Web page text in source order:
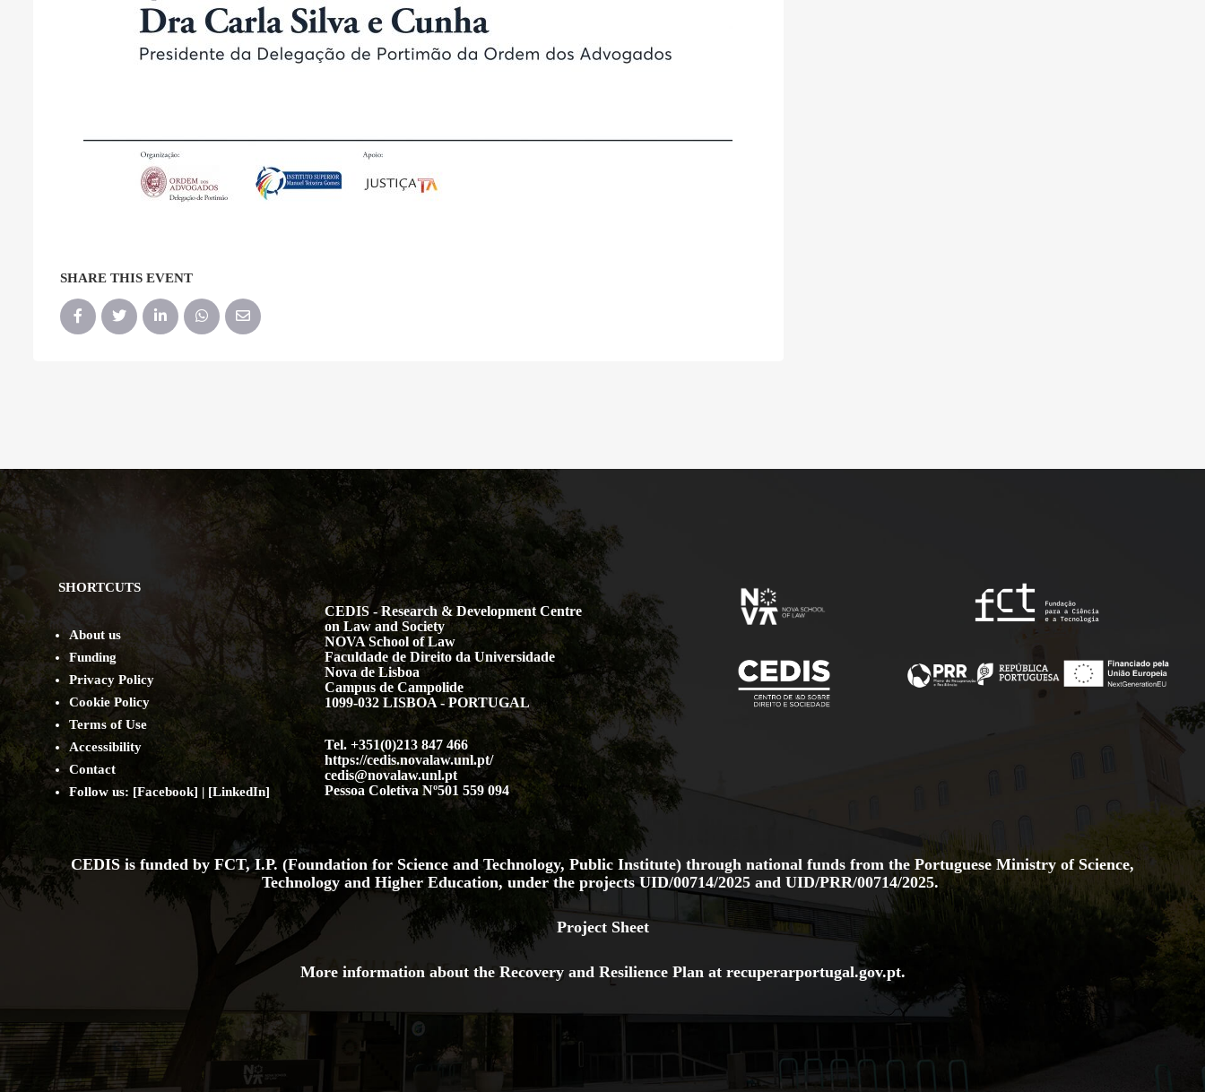
SHARE THIS EVENT
SHORTCUTS
About us
Funding
Privacy Policy
Cookie Policy
Terms of Use
Accessibility
Contact
Follow us: [Facebook] | [LinkedIn]
CEDIS - Research & Development Centre
on Law and Society
NOVA School of Law
Faculdade de Direito da Universidade
Nova de Lisboa
Campus de Campolide
1099-032 LISBOA - PORTUGAL
Tel. +351(0)213 847 466
https://cedis.novalaw.unl.pt/
cedis@novalaw.unl.pt
Pessoa Coletiva Nº501 559 094
CEDIS is funded by FCT, I.P. (Foundation for Science and Technology, Public Institute) through national funds from the Portuguese Ministry of Science,
Technology and Higher Education, under the projectsUID/00714/2025 and UID/PRR/00714/2025.
Project Sheet
More information about the Recovery and Resilience Plan at recuperarportugal.gov.pt.